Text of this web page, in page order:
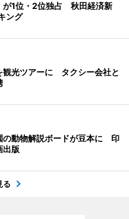
が1位・2位独占 秋田経済新
ング
観光ツアーに タクシー会社と
の動物解説ボードが豆本に 印
出版
る